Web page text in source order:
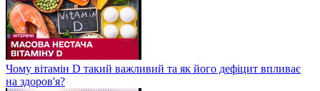
Чому вітамін D такий важливий та як його дефіцит впливає
на здоров'я?